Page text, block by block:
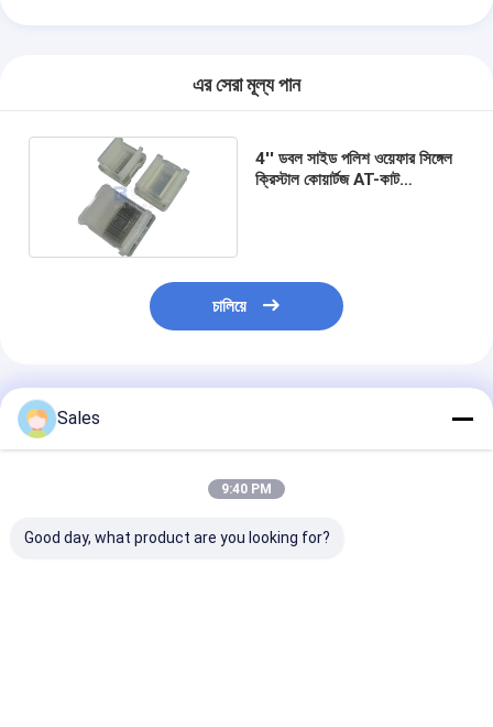
এর সেরা মূল্য পান
4'' ডবল সাইড পলিশ ওয়েফার সিঙ্গেল
ক্রিস্টাল কোয়ার্টজ AT-কাট
চালিয়ে
প্রস্তাবিত পণ্য
Sales
9:40 PM
Good day, what product are you looking for?